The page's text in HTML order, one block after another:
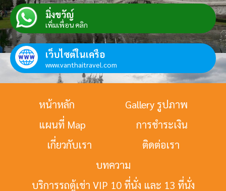
มิ่งขวัญ์
เพิ่มเพื่อน คลิก
เว็บไซต์ในเครือ
www.vanthaitravel.com
หน้าหลัก
Gallery รูปภาพ
แผนที่ Map
การชำระเงิน
เกี่ยวกับเรา
ติดต่อเรา
บทความ
บริการรถตู้เช่า VIP 10 ที่นั่ง และ 13 ที่นั่ง